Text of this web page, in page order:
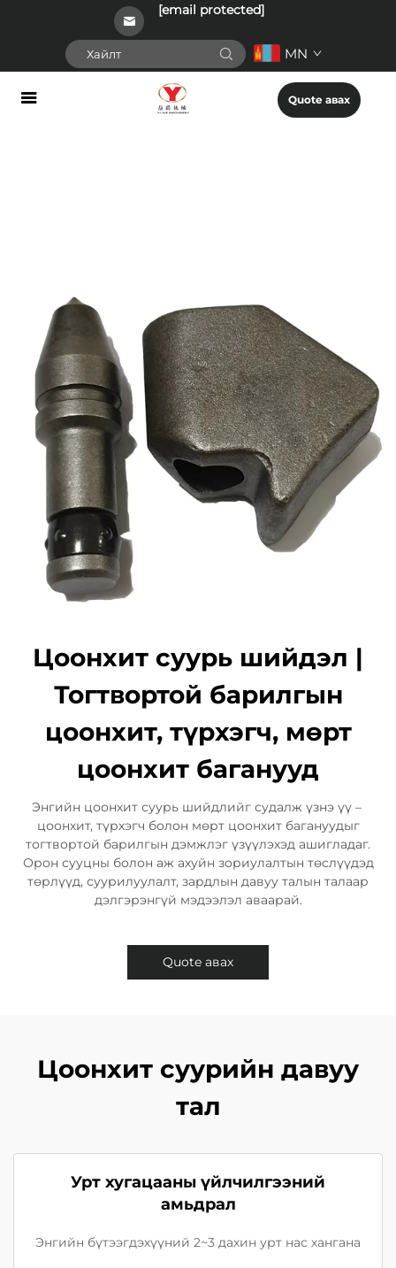
[email protected]
MN
Quote авах
Цоонхит суурь шийдэл |
Тогтвортой барилгын
цоонхит, түрхэгч, мөрт
цоонхит баганууд
Энгийн ​​цоонхит суурь шийдлийг судалж үзнэ үү – ​​
цоонхит, түрхэгч болон мөрт цоонхит багануудыг
тогтвортой барилгын дэмжлэг үзүүлэхэд ашигладаг.
Орон сууцны болон аж ахуйн зориулалтын төслүүдэд
төрлүүд, суурилуулалт, зардлын давуу талын талаар
дэлгэрэнгүй мэдээлэл аваарай.
Quote авах
Цоонхит суурийн давуу
тал
Урт хугацааны үйлчилгээний
амьдрал
Энгийн бүтээгдэхүүний 2~3 дахин урт нас хангана